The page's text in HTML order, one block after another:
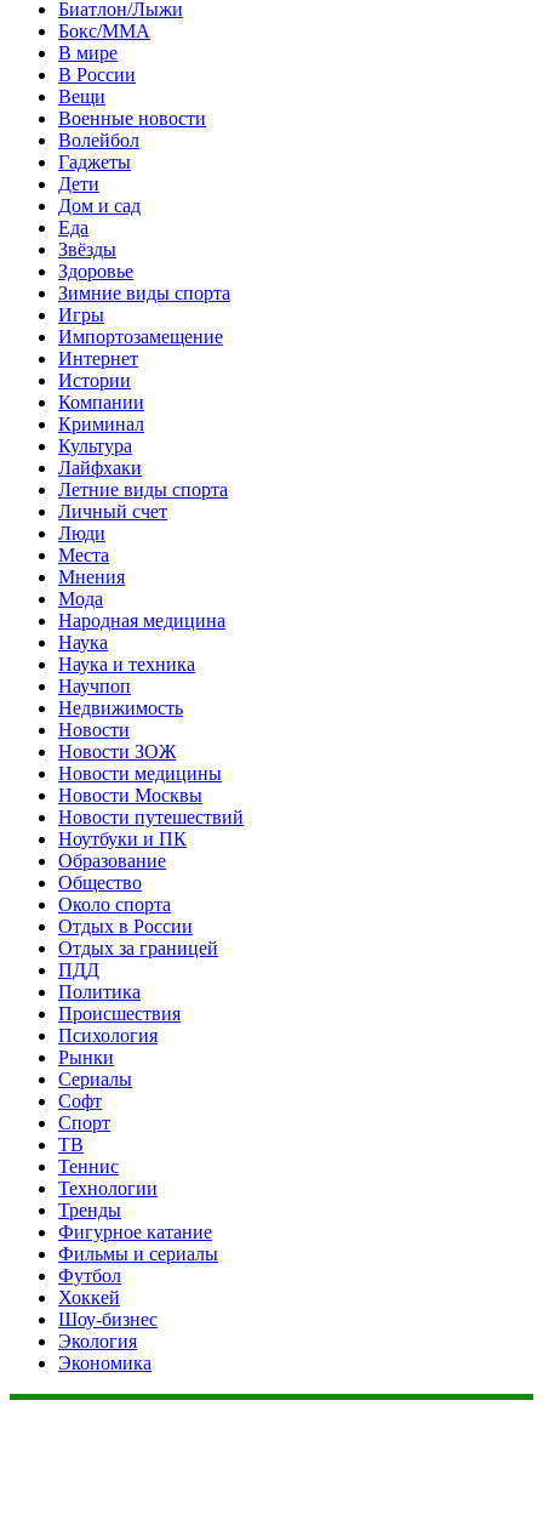
Биатлон/Лыжи
Бокс/MMA
В мире
В России
Вещи
Военные новости
Волейбол
Гаджеты
Дети
Дом и сад
Еда
Звёзды
Здоровье
Зимние виды спорта
Игры
Импортозамещение
Интернет
Истории
Компании
Криминал
Культура
Лайфхаки
Летние виды спорта
Личный счет
Люди
Места
Мнения
Мода
Народная медицина
Наука
Наука и техника
Научпоп
Недвижимость
Новости
Новости ЗОЖ
Новости медицины
Новости Москвы
Новости путешествий
Ноутбуки и ПК
Образование
Общество
Около спорта
Отдых в России
Отдых за границей
ПДД
Политика
Происшествия
Психология
Рынки
Сериалы
Софт
Спорт
ТВ
Теннис
Технологии
Тренды
Фигурное катание
Фильмы и сериалы
Футбол
Хоккей
Шоу-бизнес
Экология
Экономика